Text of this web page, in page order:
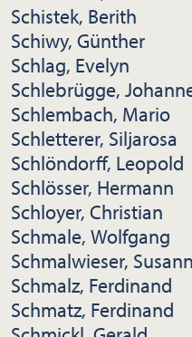
Schistek, Berith
Schiwy, Günther
Schlag, Evelyn
Schlebrügge,
Schlembach, Mario
Schletterer, Siljarosa
Schlöndorff, Leopold
Schlösser, Hermann
Schloyer, Christian
Schmale, Wolfgang
Schmalwieser,
Schmalz, Ferdinand
Schmatz, Ferdinand